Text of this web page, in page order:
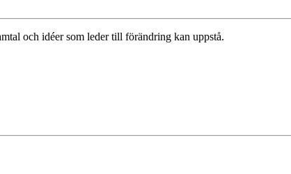
och idéer som leder till förändring kan uppstå.